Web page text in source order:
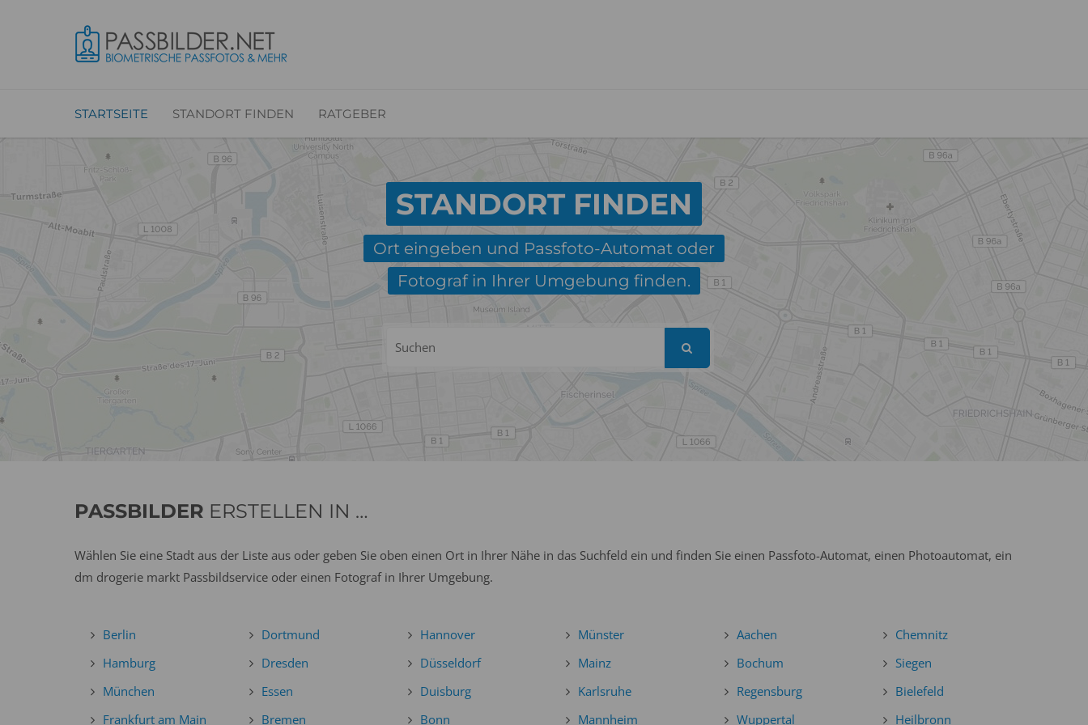
STARTSEITE STANDORT FINDEN RATGEBER
STANDORT FINDEN
Ort eingeben und Passfoto-Automat oder
Fotograf in Ihrer Umgebung finden.
PASSBILDER ERSTELLEN IN …
Wählen Sie eine Stadt aus der Liste aus oder geben Sie oben einen Ort in Ihrer Nähe in das Suchfeld ein und finden Sie einen Passfoto-Automat, einen Photoautomat, ein
dm drogerie markt Passbildservice oder einen Fotograf in Ihrer Umgebung.
Berlin
Hamburg
München
Frankfurt am Main
Dortmund
Dresden
Essen
Bremen
Hannover
Düsseldorf
Duisburg
Bonn
Münster
Mainz
Karlsruhe
Mannheim
Aachen
Bochum
Regensburg
Wuppertal
Chemnitz
Siegen
Bielefeld
Heilbronn